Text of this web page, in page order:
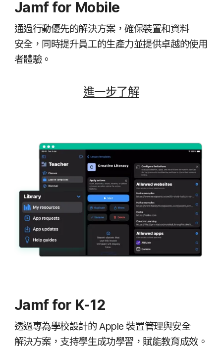
Jamf for Mobile
通過​行動​優先​的​解決​方案，​確保​裝置​和​資料​
安全，​同時​提升​員工​的​生產力​並​提供​卓越​的​使用​
者​體驗。
進一步​了​解
Jamf for K-12
透過​專為​學校​設計​的 Apple裝置​管理​與​安全​
解決​方案，​支持​學生​成功​學習，​賦能​教育​成效。